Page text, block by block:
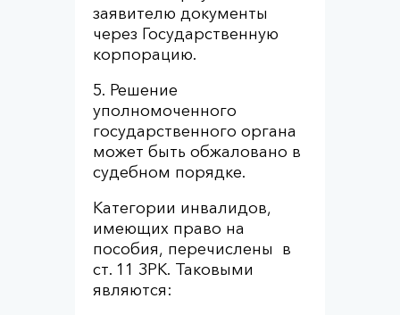
заявителю документы
через Государственную
корпорацию.
5. Решение
уполномоченного
государственного органа
может быть обжаловано в
судебном порядке.
Категории инвалидов,
имеющих право на
пособия, перечислены в
ст. 11 ЗРК. Таковыми
являются: